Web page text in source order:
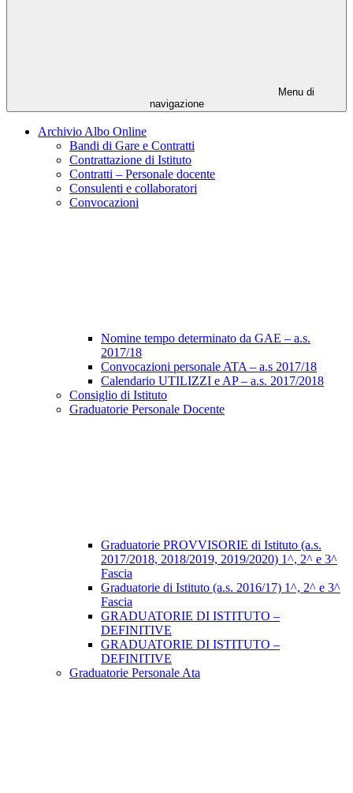
Menu di
navigazione
Archivio Albo Online
Bandi di Gare e Contratti
Contrattazione di Istituto
Contratti – Personale docente
Consulenti e collaboratori
Convocazioni
Nomine tempo determinato da GAE – a.s.
2017/18
Convocazioni personale ATA – a.s 2017/18
Calendario UTILIZZI e AP – a.s. 2017/2018
Consiglio di Istituto
Graduatorie Personale Docente
Graduatorie PROVVISORIE di Istituto (a.s.
2017/2018, 2018/2019, 2019/2020) 1^, 2^ e 3^
Fascia
Graduatorie di Istituto (a.s. 2016/17) 1^, 2^ e 3^
Fascia
GRADUATORIE DI ISTITUTO –
DEFINITIVE
GRADUATORIE DI ISTITUTO –
DEFINITIVE
Graduatorie Personale Ata